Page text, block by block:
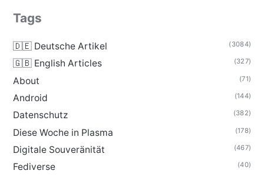
Tags
🇩🇪 Deutsche Artikel (3084)
🇬🇧 English Articles (327)
About (71)
Android (144)
Datenschutz (382)
Diese Woche in Plasma (178)
Digitale Souveränität (467)
Fediverse (40)